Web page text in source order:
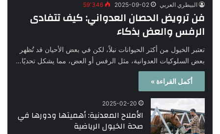
البيطري العربي 2025-09-02 59٬346
فن ترويض الحصان العدواني: كيف تتفادى
الرفس والعض بذكاء
تعتبر الخيول من أكثر الحيوانات نبلاً، لكن في بعض الأحيان قد تُظهر
بعض السلوكيات العدوانية، مثل الرفس أو العض، مما يشكل تحديًا…
أكمل القراءة »
2025-02-20
الأملاح المعدنية: أهميتها ودورها في
صحة الخيول الرياضية